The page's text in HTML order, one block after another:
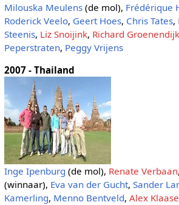
Milouska Meulens(de mol), Frédérique
Roderick Veelo, Geert Hoes, Chris Tates,
Steenis, Liz Snoijink, Richard Groenendijk
Peperstraten, Peggy Vrijens
2007 - Thailand
Inge Ipenburg (de mol), Renate Verbaan,
(winnaar), Eva van der Gucht, Sander
Kamerling, Menno Bentveld, Alex